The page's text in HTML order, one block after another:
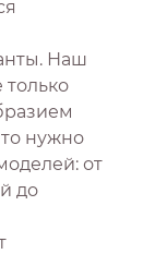
Наш
только
нужно
от
до